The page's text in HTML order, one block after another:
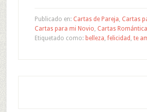
Publicado en: Cartas de Pareja, Cartas
Cartas para mi Novio, Cartas
Etiquetado como: belleza,felicidad , te